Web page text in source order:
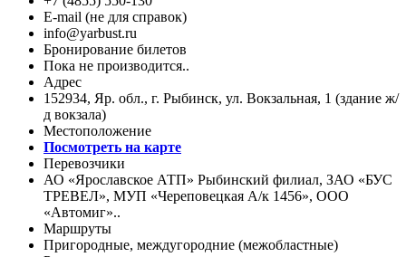
E-mail (не для справок)
info@yarbust.ru
Бронирование билетов
Пока не производится..
Адрес
152934, Яр. обл., г. Рыбинск, ул. Вокзальная, 1 (здание ж/
д вокзала)
Местоположение
Посмотреть на карте
Перевозчики
АО «Ярославское АТП» Рыбинский филиал, ЗАО «БУС
ТРЕВЕЛ», МУП «Череповецкая А/к 1456», ООО
«Автомиг»..
Маршруты
Пригородные, междугородние (межобластные)